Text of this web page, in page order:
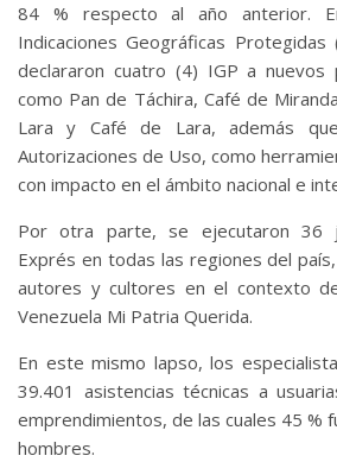
84 % respecto al año anterior.
Indicaciones Geográficas
declararon cuatro (4) IGP a nuevos
como Pan de Táchira, Café de
Lara y Café de Lara, además
Autorizaciones de Uso, como
con impacto en el ámbito nacional e
Por otra parte, se ejecutaron 36
Exprés en todas las regiones del
autores y cultores en el contexto
Venezuela Mi Patria Querida.
En este mismo lapso, los
39.401 asistencias técnicas a
emprendimientos, de las cuales 45 %
hombres.